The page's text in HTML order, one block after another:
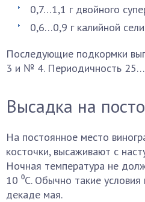
0,7…1,1 г двойного
0,6…0,9 г калийной
Последующие подкормки
3 и № 4. Периодичность
Высадка на
На постоянное место
косточки, высаживают с
Ночная температура не
10 ⁰С. Обычно такие условия
декаде мая.